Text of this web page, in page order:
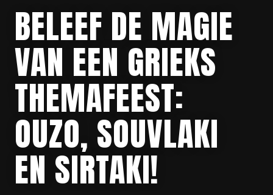
BELEEF DE MAGIE
VAN EEN GRIEKS
THEMAFEEST:
OUZO, SOUVLAKI
EN SIRTAKI!